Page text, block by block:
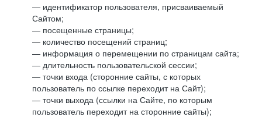
— идентификатор пользователя, присваиваемый
Сайтом;
— посещенные страницы;
— количество посещений страниц;
— информация о перемещении по страницам сайта;
— длительность пользовательской сессии;
— точки входа (сторонние сайты, с которых
пользователь по ссылке переходит на Сайт);
— точки выхода (ссылки на Сайте, по которым
пользователь переходит на сторонние сайты);